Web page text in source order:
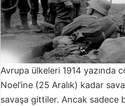
Avrupa ülkeleri 1914 yazında
Noel’ine (25 Aralık) kadar
savaşa gittiler. Ancak sadece